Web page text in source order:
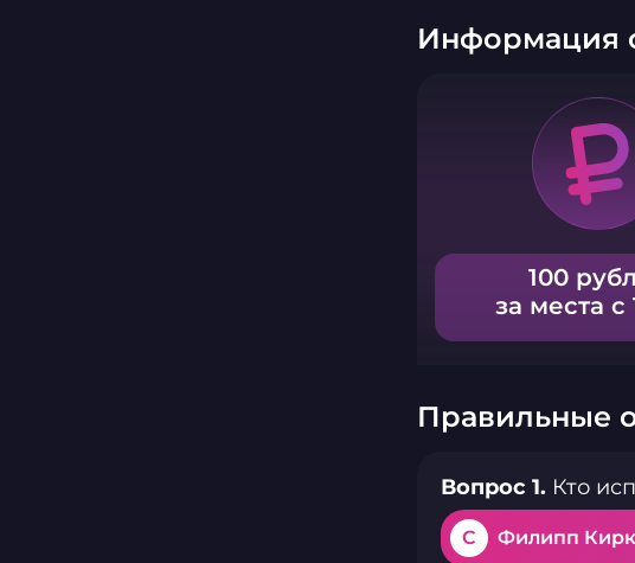
Информация
100
за места с
Правильные
Вопрос 1. Кто
C Филипп